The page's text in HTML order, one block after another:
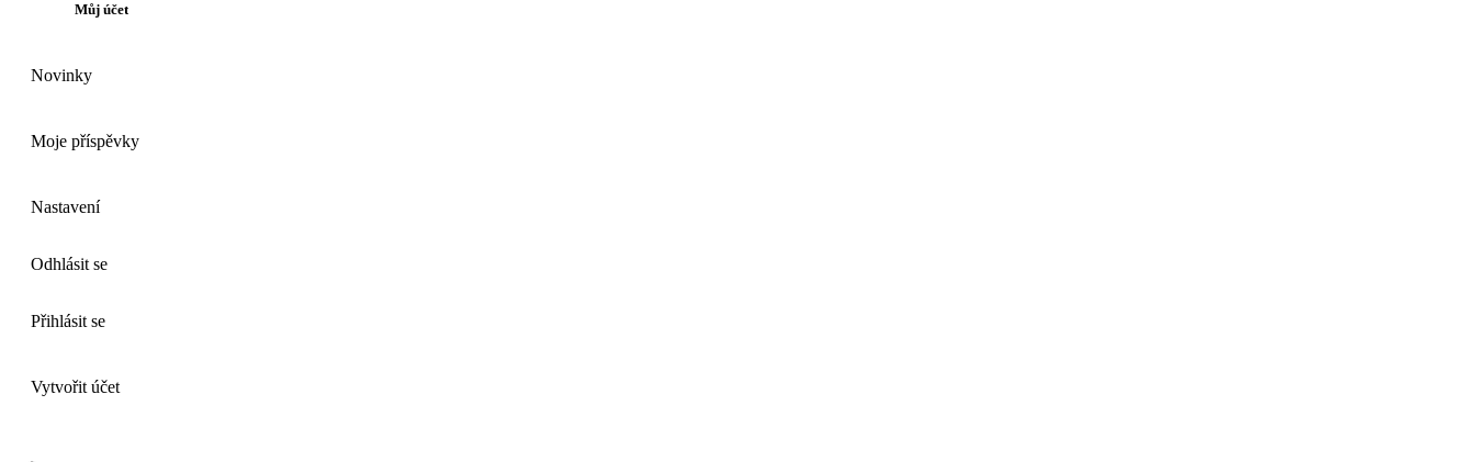
Můj účet
Novinky
Moje příspěvky
Nastavení
Odhlásit se
Přihlásit se
Vytvořit účet